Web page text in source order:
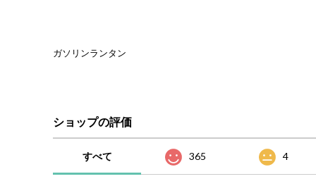
ガソリンランタン
ショップの評価
すべて 365 4